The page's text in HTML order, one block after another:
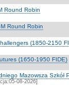
Round Robin
Round Robin
(1850-2150
(1650-1950 FIDE)
Mazowsza Szkół
08-2026]